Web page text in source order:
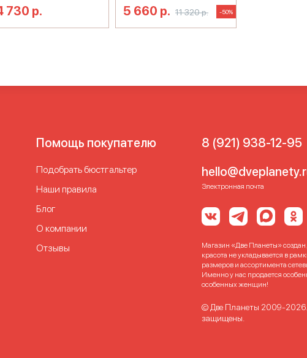
730 р. 5 660 р. 11 320 р. -50%
Помощь покупателю
Подобрать бюстгальтер
Наши правила
Блог
О компании
Отзывы
8 (921) 938-12-95
Электронная почта
Магазин «Две Планеты»
красота не укладывается в
размеров и ассортимента
Именно у нас продается
особенных женщин!
© Две Планеты 2009-2026.
защищены.